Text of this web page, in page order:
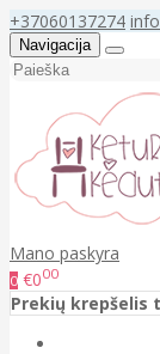
+37060137274
Navigacija
Mano paskyra
0 €000
Prekių krepšelis